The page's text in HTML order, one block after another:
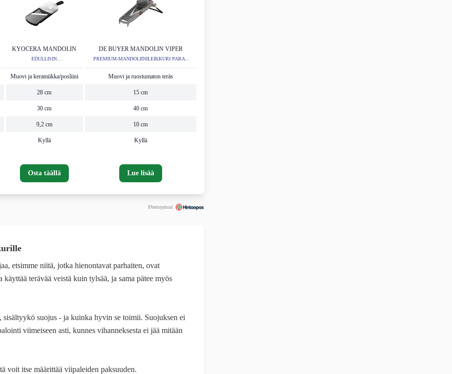
KYOCERA MANDOLIN
EDULLISIN
Muovi ja keramiikka/posliini
28 cm
30 cm
9,2 cm
Kyllä
Osta täällä
DE BUYER MANDOLIN VIPER
PREMIUM-MANDOLIINILEIKKURI PARAS
Muovi ja ruostumaton teräs
15 cm
40 cm
10 cm
Kyllä
Lue lisää
Yhteistyössä
etsimme niitä, jotka hienontavat parhaiten, ovat
terävää veistä kuin tylsää, ja sama pätee myös
sisältyykö suojus - ja kuinka hyvin se toimii. Suojuksen ei
viimeiseen asti, kunnes vihanneksesta ei jää mitään
voit itse määrittää viipaleiden paksuuden.